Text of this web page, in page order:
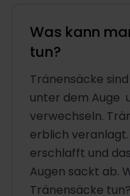
Was kann
tun?
Tränensäcke
unter dem Auge
verwechseln.
erblich
erschlafft und
Augen sackt ab.
Tränensäcke